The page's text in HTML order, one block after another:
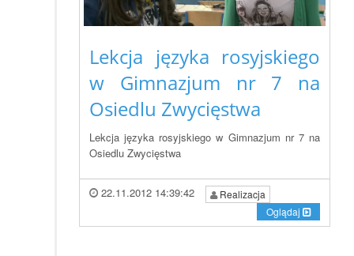
Lekcja języka rosyjskiego
w Gimnazjum nr 7 na
Osiedlu Zwycięstwa
Lekcja języka rosyjskiego w Gimnazjum nr 7 na
Osiedlu Zwycięstwa
22.11.2012 14:39:42
Realizacja
Oglądaj